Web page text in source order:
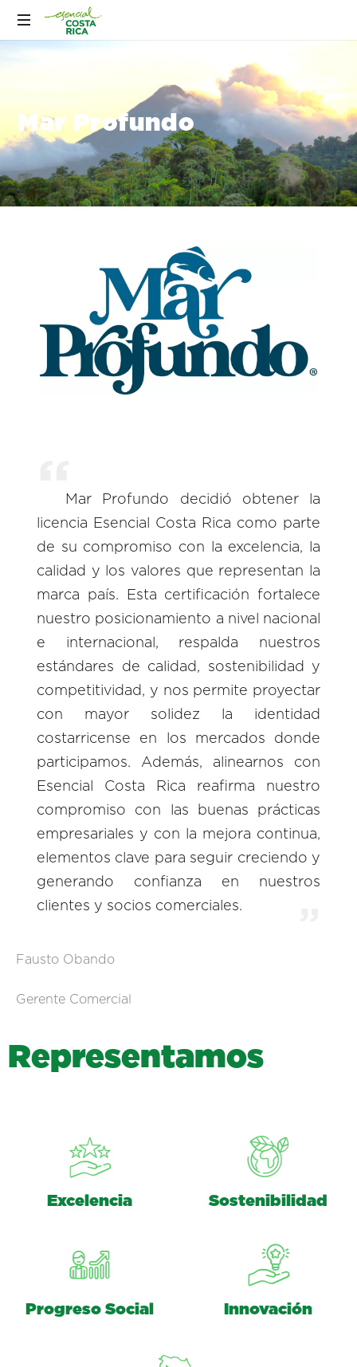
Mar Profundo
Mar Profundo decidió obtener la
licencia Esencial Costa Rica como parte
de su compromiso con la excelencia, la
calidad y los valores que representan la
marca país. Esta certificación fortalece
nuestro posicionamiento a nivel nacional
e internacional, respalda nuestros
estándares de calidad, sostenibilidad y
competitividad, y nos permite proyectar
con mayor solidez la identidad
costarricense en los mercados donde
participamos. Además, alinearnos con
Esencial Costa Rica reafirma nuestro
compromiso con las buenas prácticas
empresariales y con la mejora continua,
elementos clave para seguir creciendo y
generando confianza en nuestros
clientes y socios comerciales.
Fausto Obando
Gerente Comercial
Representamos
Excelencia Sostenibilidad
Progreso Social Innovación